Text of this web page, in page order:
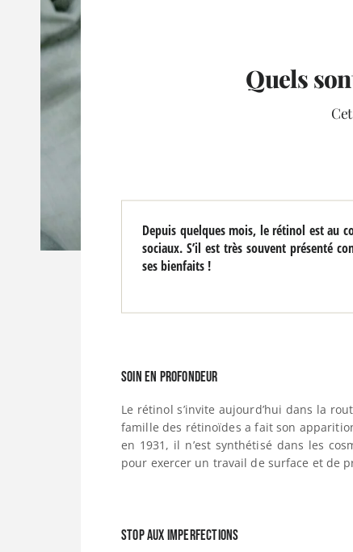
Quels
Depuis quelques mois, le rétinol est au
sociaux. S’il est très souvent présenté
ses bienfaits !
Soin en profondeur
Le rétinol s’invite aujourd’hui dans la
famille des rétinoïdes a fait son
en 1931, il n’est synthétisé dans les
pour exercer un travail de surface et de
Stop aux imperfections